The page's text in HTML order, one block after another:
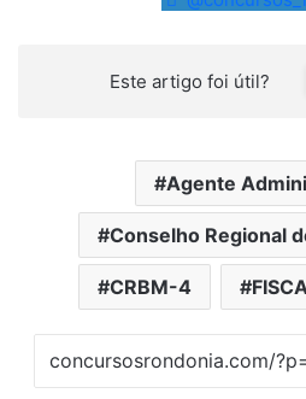
Este artigo foi útil?
Agente
Conselho Regional
CRBM-4